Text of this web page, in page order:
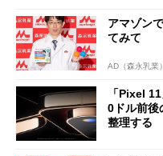
アマゾン
てみて
AD（森永乳業）
「Pixel
0ドル前
整理する